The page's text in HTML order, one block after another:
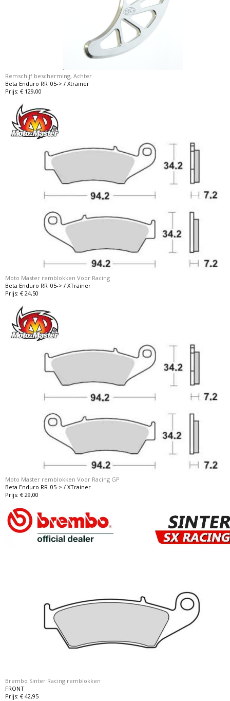
Remschijf bescherming, Achter
Beta Enduro RR '05-> / Xtrainer
Prijs: € 129,00
Moto Master remblokken Voor Racing
Beta Enduro RR '05-> / XTrainer
Prijs: € 24,50
Moto Master remblokken Voor Racing GP
Beta Enduro RR '05-> / XTrainer
Prijs: € 29,00
Brembo Sinter Racing remblokken
FRONT
Prijs: € 42,95